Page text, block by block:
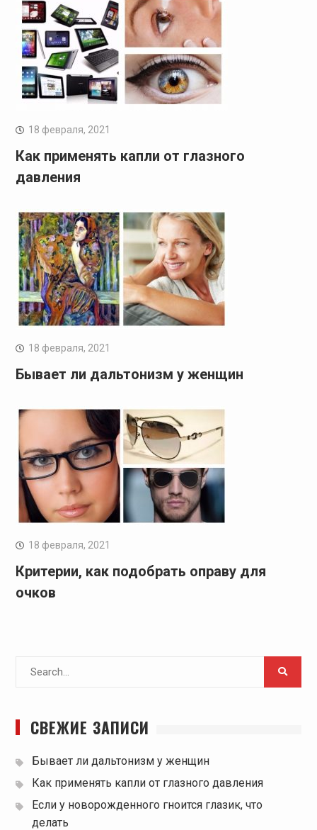
18 февраля, 2021
Как применять капли от глазного
давления
18 февраля, 2021
Бывает ли дальтонизм у женщин
18 февраля, 2021
Критерии, как подобрать оправу для
очков
СВЕЖИЕ ЗАПИСИ
Бывает ли дальтонизм у женщин
Как применять капли от глазного давления
Если у новорожденного гноится глазик, что
делать